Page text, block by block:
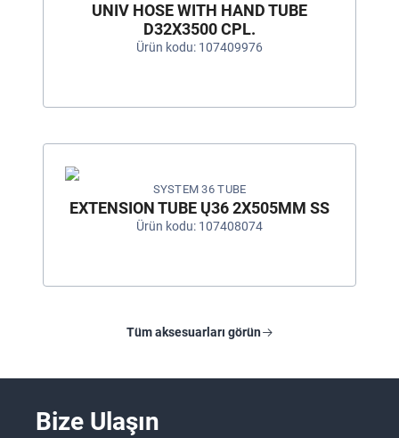
UNIV HOSE WITH HAND TUBE
D32X3500 CPL.
Ürün kodu: 107409976
SYSTEM 36 TUBE
EXTENSION TUBE Ų36 2X505MM SS
Ürün kodu: 107408074
Tüm aksesuarları görün
Bize Ulaşın